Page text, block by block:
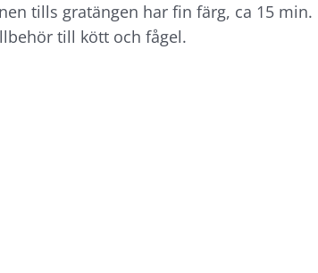
tills gratängen har fin färg, ca 15 min.
till kött och fågel.